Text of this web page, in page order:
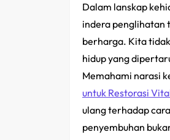
Dalam lanskap
indera penglihatan
berharga. Kita
hidup yang
Memahami narasi
untuk Restorasi
ulang terhadap
penyembuhan